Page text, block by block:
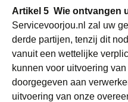
Artikel 5 Wie ontvangen
Servicevoorjou.nl zal uw
derde partijen, tenzij dit
vanuit een wettelijke
kunnen voor uitvoering
doorgegeven aan
uitvoering van onze